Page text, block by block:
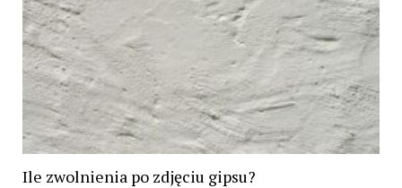
Ile zwolnienia po zdjęciu gipsu?